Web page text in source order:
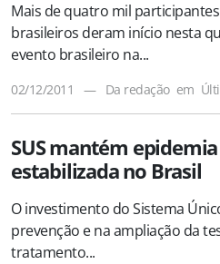
Mais de quatro mil
brasileiros deram início nesta
evento brasileiro na...
02/12/2011 — Da redação em
SUS mantém
estabilizada no Brasil
O investimento do Sistema
prevenção e na ampliação da
tratamento...